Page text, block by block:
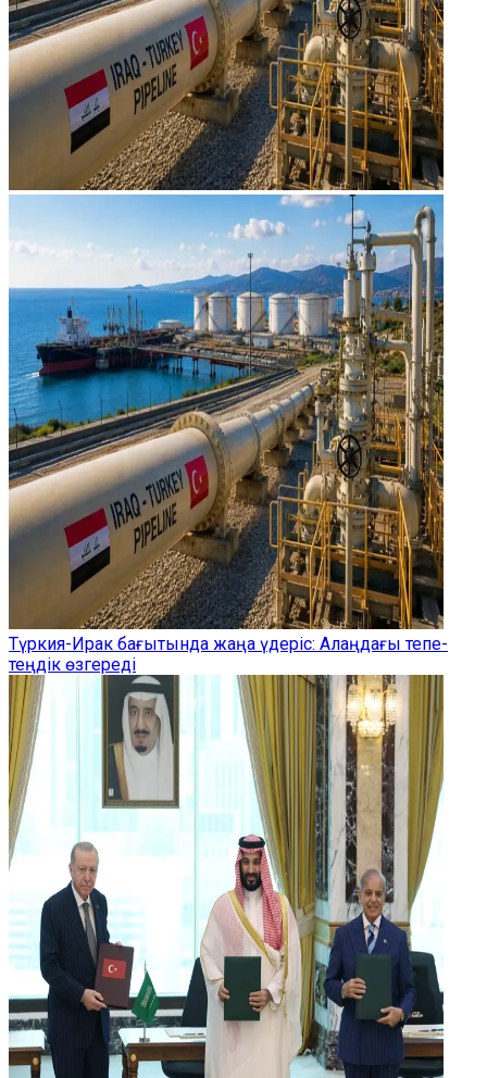
Түркия-Ирак бағытында жаңа үдеріс: Алаңдағы тепе-
теңдік өзгереді